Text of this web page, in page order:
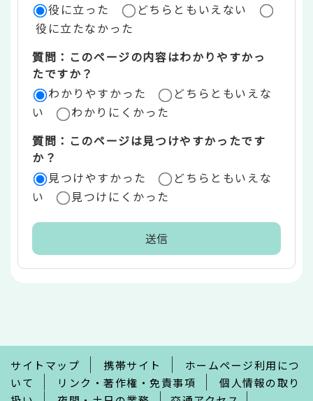
価
リ
ア
役に立った
どちらともいえない
役に立たなかった
質問：このページの内容はわかりやすかっ
たですか？
わかりやすかった
どちらともいえな
い
わかりにくかった
質問：このページは見つけやすかったです
か？
見つけやすかった
どちらともいえな
い
見つけにくかった
で
サイトマップ 携帯サイト
ホームページ利用につ
いて
リンク・著作権・免責事項
個人情報の取り